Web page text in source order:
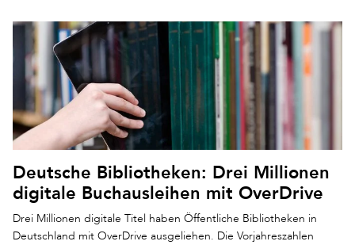
Deutsche Bibliotheken: Drei Millionen
digitale Buchausleihen mit OverDrive
Drei Millionen digitale Titel haben Öffentliche Bibliotheken in
Deutschland mit OverDrive ausgeliehen. Die Vorjahreszahlen